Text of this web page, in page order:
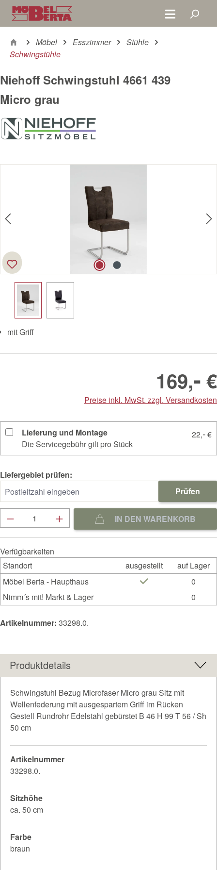
Zum Hauptinhalt springen
Möbel Esszimmer
Stühle
Schwingstühle
Niehoff Schwingstuhl 4661 439
Micro grau
mit Griff
169,- €
Preise inkl. MwSt. zzgl. Versandkosten
Lieferung und Montage
Die Servicegebühr gilt pro Stück
22,-€
Liefergebiet prüfen:
Prüfen
Produkt Anzahl: Gib den gewünschten Wert
IN DEN WARENKORB
Verfügbarkeiten
Standort
ausgestellt
auf Lager
Möbel Berta - Haupthaus
0
Nimm´s mit! Markt & Lager
0
Artikelnummer: 33298.0.
Produktdetails
Schwingstuhl Bezug Microfaser Micro grau Sitz mit
Wellenfederung mit ausgespartem Griff im Rücken
Gestell Rundrohr Edelstahl gebürstet B 46 H 99 T 56 / Sh
50 cm
Artikelnummer
33298.0.
Sitzhöhe
ca. 50 cm
Farbe
braun